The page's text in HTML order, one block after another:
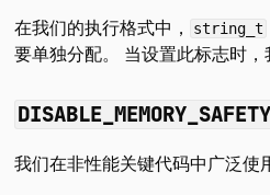
在我们的执行格式中， string_t
要单独分配。 当设置此标志时，
DISABLE_MEMORY_SAFETY
我们在非性能关键代码中广泛使